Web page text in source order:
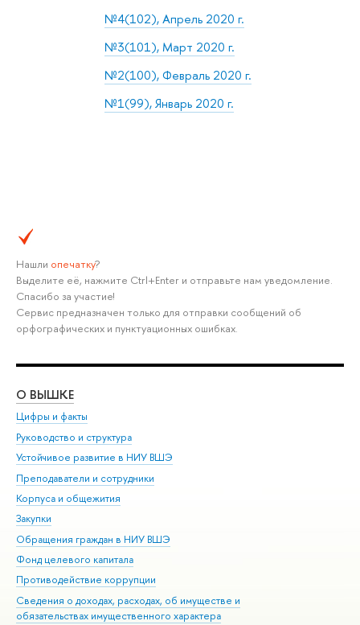
№4(102), Апрель 2020 г.
№3(101), Март 2020 г.
№2(100), Февраль 2020 г.
№1(99), Январь 2020 г.
Нашли опечатку?
Выделите её, нажмите Ctrl+Enter и отправьте нам уведомление.
Спасибо за участие!
Сервис предназначен только для отправки сообщений об
орфографических и пунктуационных ошибках.
О ВЫШКЕ
Цифры и факты
Руководство и структура
Устойчивое развитие в НИУ ВШЭ
Преподаватели и сотрудники
Корпуса и общежития
Закупки
Обращения граждан в НИУ ВШЭ
Фонд целевого капитала
Противодействие коррупции
Сведения о доходах, расходах, об имуществе и
обязательствах имущественного характера